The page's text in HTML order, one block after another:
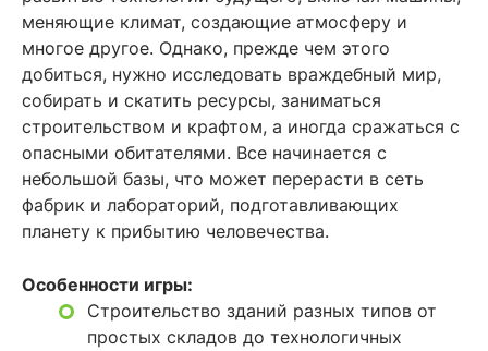
меняющие климат, создающие атмосферу и
многое другое. Однако, прежде чем этого
добиться, нужно исследовать враждебный мир,
собирать и скатить ресурсы, заниматься
строительством и крафтом, а иногда сражаться с
опасными обитателями. Все начинается с
небольшой базы, что может перерасти в сеть
фабрик и лабораторий, подготавливающих
планету к прибытию человечества.
Особенности игры:
Строительство зданий разных типов от
простых складов до технологичных